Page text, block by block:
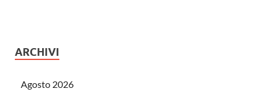
ARCHIVI
Agosto 2026